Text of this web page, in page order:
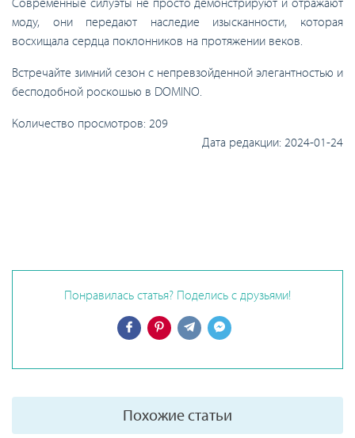
моду, они передают наследие изысканности, которая
восхищала сердца поклонников на протяжении веков.
Встречайте зимний сезон с непревзойденной элегантностью и
бесподобной роскошью в DOMINO.
Количество просмотров: 209
Дата редакции: 2024-01-24
Понравилась статья? Поделись с друзьями!
Похожие статьи